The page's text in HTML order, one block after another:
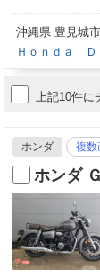
沖縄県 豊見城
Ｈｏｎｄａ Ｄ
上記10件に
ホンダ 複数
ホンダ